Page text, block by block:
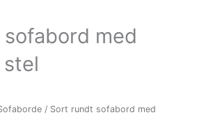
med
/ Sort rundt sofabord med